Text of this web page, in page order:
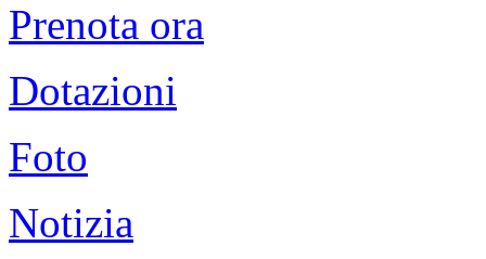
Prenota ora
Dotazioni
Foto
Notizia